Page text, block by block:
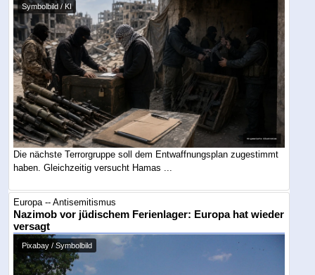
Symbolbild / KI
Die nächste Terrorgruppe soll dem Entwaffnungsplan zugestimmt
haben. Gleichzeitig versucht Hamas ...
Europa -- Antisemitismus
Nazimob vor jüdischem Ferienlager: Europa hat wieder
versagt
Pixabay / Symbolbild